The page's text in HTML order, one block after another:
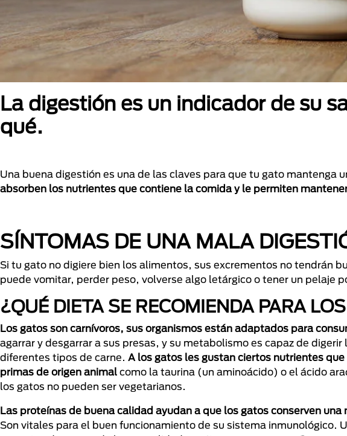
La digestión es un indicador de su
qué.
Una buena digestión es una de las claves para que tu gato mantenga
absorben los nutrientes que contiene la comida y le permiten
SÍNTOMAS DE UNA MALA
Si tu gato no digiere bien los alimentos, sus excrementos no tendrán
puede vomitar, perder peso, volverse algo letárgico o tener un pelaje
¿QUÉ DIETA SE RECOMIENDA PARA
Los gatos son carnívoros, sus organismos están adaptados para
agarrar y desgarrar a sus presas, y su metabolismo es capaz de
diferentes tipos de carne. A los gatos les gustan ciertos nutrientes
primas de origen animal como la taurina (un aminoácido) o el ácido
los gatos no pueden ser vegetarianos.
Las proteínas de buena calidad ayudan a que los gatos conserven
Son vitales para el buen funcionamiento de su sistema inmunológico.